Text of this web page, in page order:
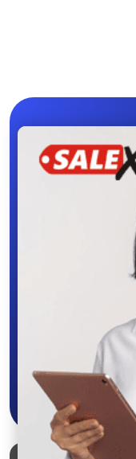
Скачайте
крутите
бонусы,
объявления -
приложении
Скачать в